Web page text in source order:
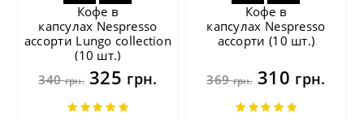
Кофе в
капсулах Nespresso
ассорти Lungo collection
(10 шт.)
340грн.325 грн.
Кофе в
капсулах Nespresso
ассорти (10 шт.)
369грн.310 грн.